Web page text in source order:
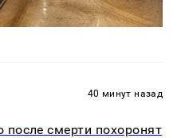
40 минут назад
смерти похоронят